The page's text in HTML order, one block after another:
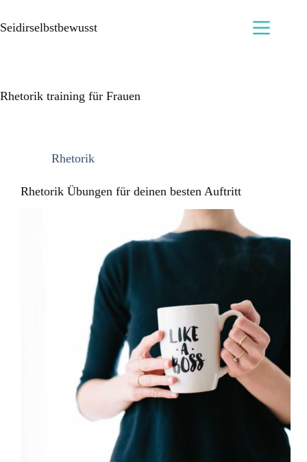
Seidirselbstbewusst
Rhetorik training für Frauen
Rhetorik
Rhetorik Übungen für deinen besten Auftritt